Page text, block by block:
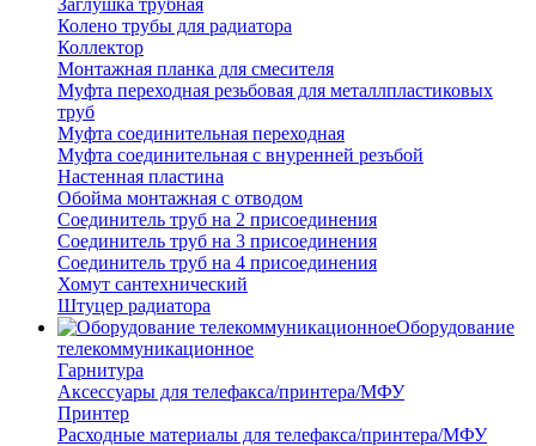
Колено трубы для радиатора
Коллектор
Монтажная планка для смесителя
Муфта переходная резьбовая для металлпластиковых
труб
Муфта соединительная переходная
Муфта соединительная с внуренней резъбой
Настенная пластина
Обойма монтажная с отводом
Соединитель труб на 2 присоединения
Соединитель труб на 3 присоединения
Соединитель труб на 4 присоединения
Хомут сантехнический
Штуцер радиатора
Оборудование
телекоммуникационное
Гарнитура
Аксессуары для телефакса/принтера/МФУ
Принтер
Расходные материалы для телефакса/принтера/МФУ